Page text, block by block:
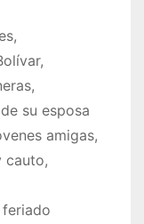
su esposa
amigas,
cauto,